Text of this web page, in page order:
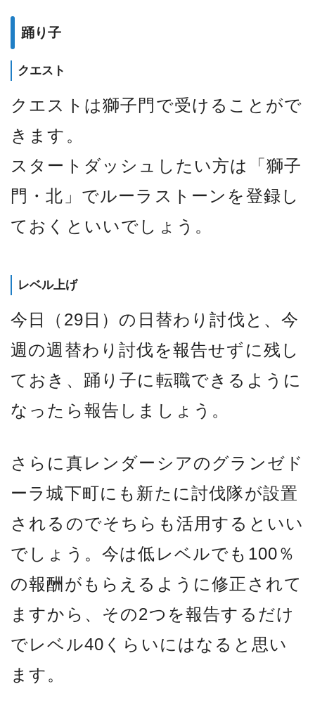
踊り子
クエスト
クエストは獅子門で受けることがで
きます。
スタートダッシュしたい方は「獅子
門・北」でルーラストーンを登録し
ておくといいでしょう。
レベル上げ
今日（29日）の日替わり討伐と、今
週の週替わり討伐を報告せずに残し
ておき、踊り子に転職できるように
なったら報告しましょう。
さらに真レンダーシアのグランゼド
ーラ城下町にも新たに討伐隊が設置
されるのでそちらも活用するといい
でしょう。今は低レベルでも100％
の報酬がもらえるように修正されて
ますから、その2つを報告するだけ
でレベル40くらいにはなると思い
ます。